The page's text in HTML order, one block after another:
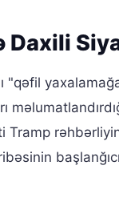
Daxili
Tramp
başlanğıcı